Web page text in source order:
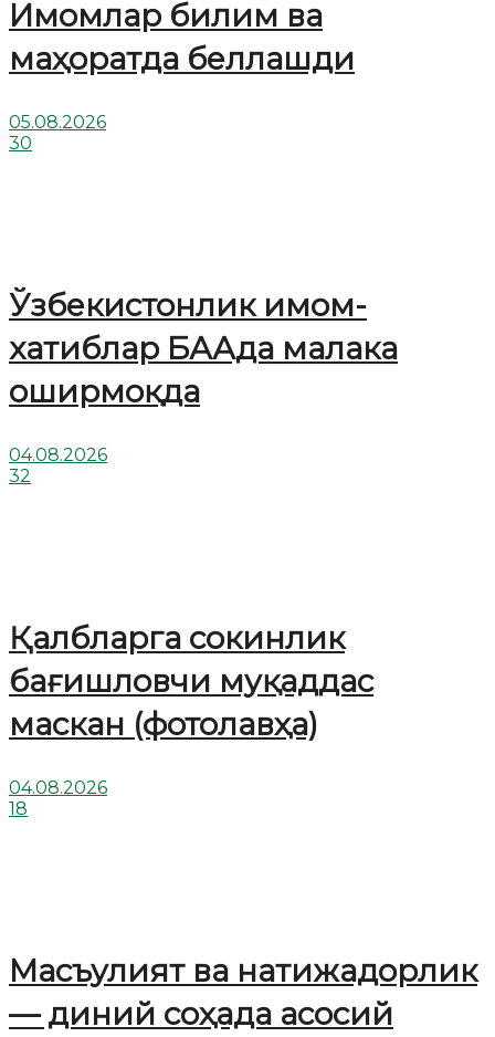
Имомлар билим ва
маҳоратда беллашди
05.08.2026
30
Ўзбекистонлик имом-
хатиблар БААда малака
оширмоқда
04.08.2026
32
Қалбларга сокинлик
бағишловчи муқаддас
маскан (фотолавҳа)
04.08.2026
18
Масъулият ва натижадорлик
— диний соҳада асосий